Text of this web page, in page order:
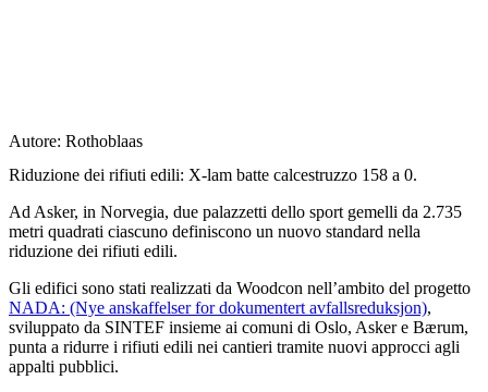
Autore: Rothoblaas
Riduzione dei rifiuti edili: X-lam batte calcestruzzo 158 a 0.
Ad Asker, in Norvegia, due palazzetti dello sport gemelli da 2.735
metri quadrati ciascuno definiscono un nuovo standard nella
riduzione dei rifiuti edili.
Gli edifici sono stati realizzati da Woodcon nell’ambito del progetto
NADA: (Nye anskaffelser for dokumentert avfallsreduksjon),
sviluppato da SINTEF insieme ai comuni di Oslo, Asker e Bærum,
punta a ridurre i rifiuti edili nei cantieri tramite nuovi approcci agli
appalti pubblici.